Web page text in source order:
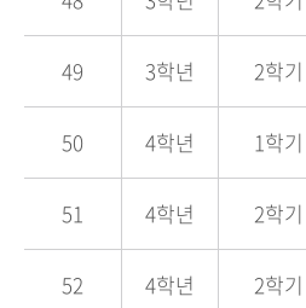
49 3학년 2학기
50 4학년 1학기
51 4학년 2학기
52 4학년 2학기